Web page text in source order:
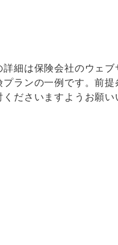
細は保険会社のウェ
ランの一例です。前
ださいますようお願い